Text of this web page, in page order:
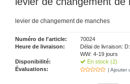
levier de changement de manches
Numéro de l'article:
70024
Heure de livraison:
Délai de livraison:
WW: 4-19 jours
Disponibilité:
En stock (2)
Évaluations:
| Ajouter